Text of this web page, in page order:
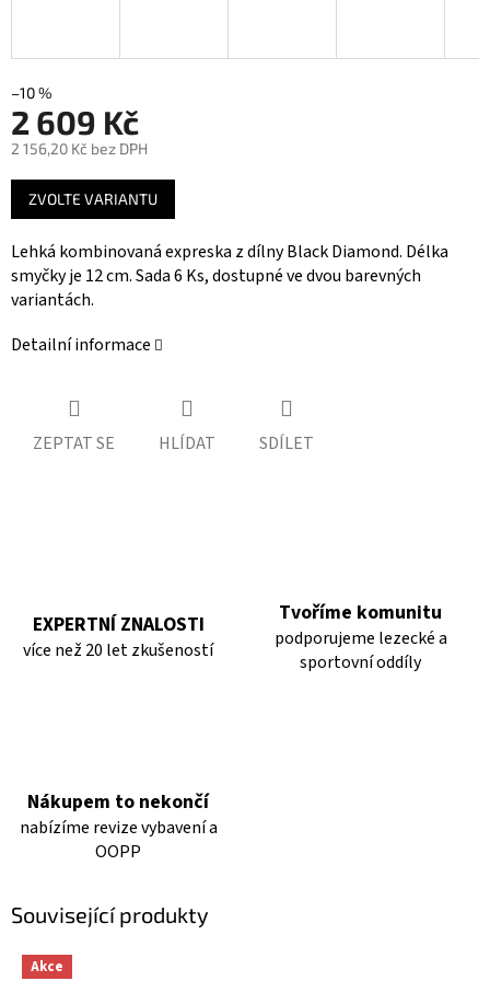
–10 %
2 609 Kč
2 156,20 Kč bez DPH
Měrná
cena:
ZVOLTE VARIANTU
Lehká kombinovaná expreska z dílny Black Diamond. Délka
smyčky je 12 cm. Sada 6 Ks, dostupné ve dvou barevných
variantách.
Detailní informace
ZEPTAT SE HLÍDAT SDÍLET
EXPERTNÍ ZNALOSTI
více než 20 let zkušeností
Tvoříme komunitu
podporujeme lezecké a
sportovní oddíly
Nákupem to nekončí
nabízíme revize vybavení a
OOPP
Související produkty
Akce